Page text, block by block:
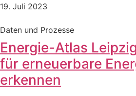
19. Juli 2023
Daten und Prozesse
Energie-Atlas
für erneuerbare
erkennen